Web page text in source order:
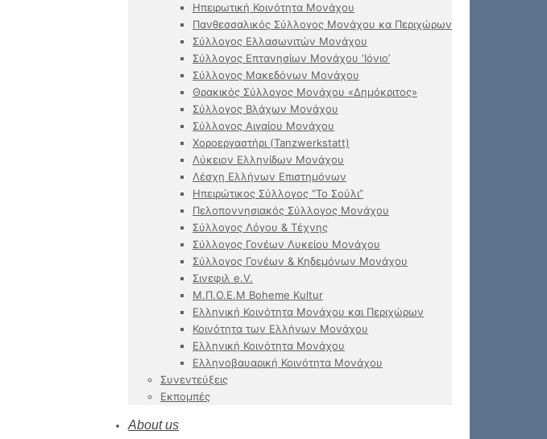
Ηπειρωτική Κοινότητα Μονάχου
Πανθεσσαλικός Σύλλογος Μονάχου κα Περιχώρων
Σύλλογος Ελλασωνιτών Μονάχου
Σύλλογος Επτανησίων Μονάχου ‘Ιόνιο’
Σύλλογος Μακεδόνων Μονάχου
Θρακικός Σύλλογος Μονάχου «Δημόκριτος»
Σύλλογος Βλάχων Μονάχου
Σύλλογος Αιγαίου Μονάχου
Χοροεργαστήρι (Tanzwerkstatt)
Λύκειον Ελληνίδων Μονάχου
Λέσχη Ελλήνων Επιστημόνων
Ηπειρώτικος Σύλλογος “Το Σούλι”
Πελοποννησιακός Σύλλογος Μονάχου
Σύλλογος Λόγου & Τέχνης
Σύλλογος Γονέων Λυκείου Μονάχου
Σύλλογος Γονέων & Κηδεμόνων Μονάχου
Σινεφιλ e.V.
Μ.Π.Ο.Ε.Μ Boheme Kultur
Ελληνική Κοινότητα Μονάχου και Περιχώρων
Κοινότητα των Ελλήνων Μονάχου
Ελληνική Κοινότητα Μονάχου
Ελληνοβαυαρική Κοινότητα Μονάχου
Συνεντεύξεις
Εκπομπές
About us